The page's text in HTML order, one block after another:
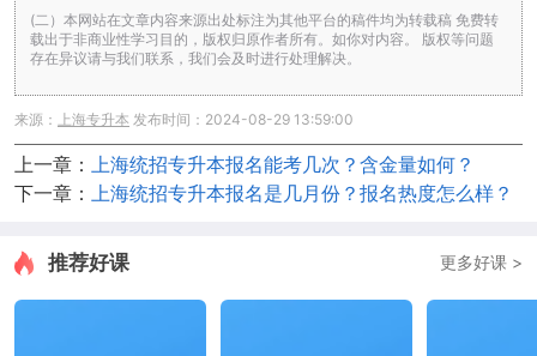
(二）本网站在文章内容来源出处标注为其他平台的稿件均为转载稿 免费转
载出于非商业性学习目的，版权归原作者所有。如你对内容。 版权等问题
存在异议请与我们联系，我们会及时进行处理解决。
来源： 上海专升本 发布时间：2024-08-29 13:59:00
上一章： 上海统招专升本报名能考几次？含金量如何？
下一章： 上海统招专升本报名是几月份？报名热度怎么样？
推荐好课 更多好课 >